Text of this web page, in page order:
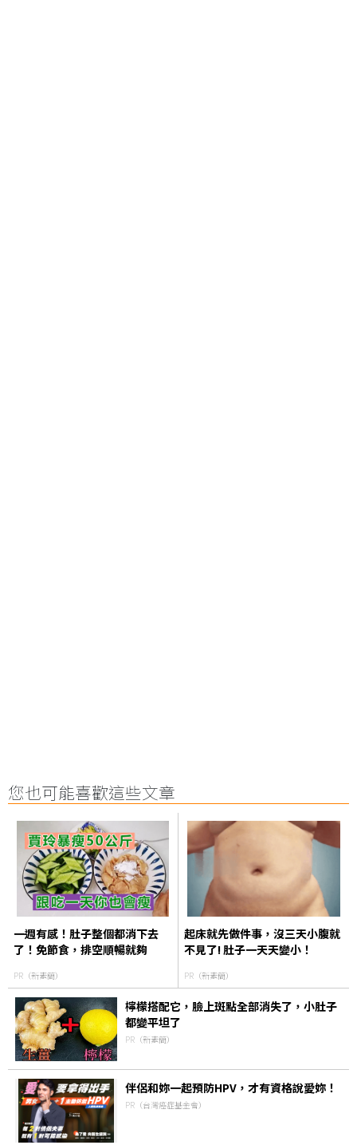
您也可能喜歡這些文章
一週有感！肚子整個都消下去
了！免節食，排空順暢就夠
PR（新素簡）
起床就先做件事，沒三天小腹就
不見了! 肚子一天天變小！
PR（新素簡）
檸檬搭配它，臉上斑點全部消失了，小肚子
都變平坦了
PR（新素簡）
伴侶和妳一起預防HPV，才有資格說愛妳！
PR（台灣癌症基金會）